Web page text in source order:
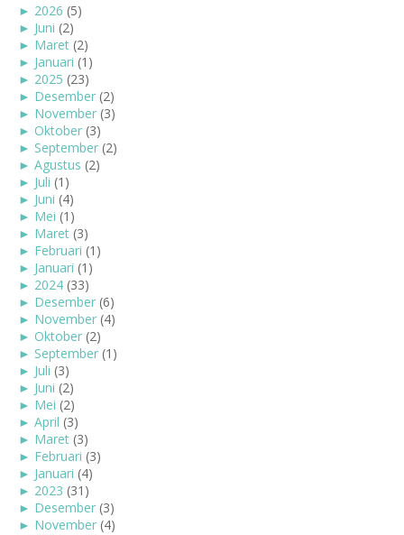
► 2026 (5)
► Juni (2)
► Maret (2)
► Januari (1)
► 2025 (23)
► Desember (2)
► November (3)
► Oktober (3)
► September (2)
► Agustus (2)
► Juli (1)
► Juni (4)
► Mei (1)
► Maret (3)
► Februari (1)
► Januari (1)
► 2024 (33)
► Desember (6)
► November (4)
► Oktober (2)
► September (1)
► Juli (3)
► Juni (2)
► Mei (2)
► April (3)
► Maret (3)
► Februari (3)
► Januari (4)
► 2023 (31)
► Desember (3)
► November (4)